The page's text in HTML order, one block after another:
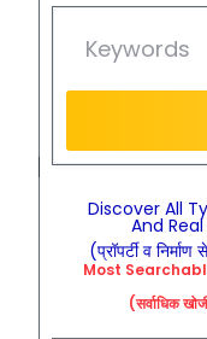
Discover All
And
(प्रॉपर्टी व
Most
(सर्वाधिक